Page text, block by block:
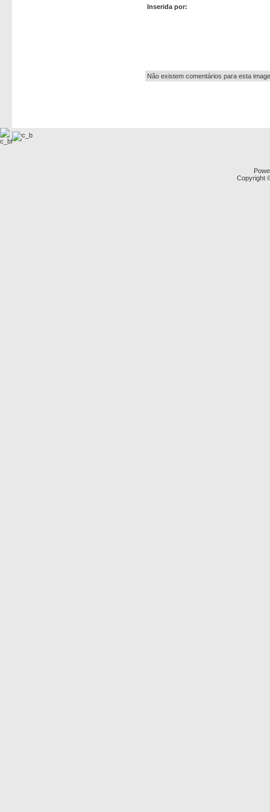
Inserida por:
Não existem comentários para esta
Copyright